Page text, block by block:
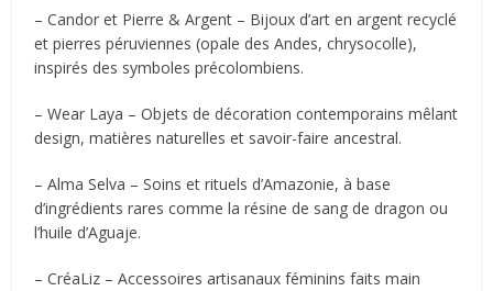
– Candor et Pierre & Argent – Bijoux d’art en argent recyclé
et pierres péruviennes (opale des Andes, chrysocolle),
inspirés des symboles précolombiens.
– Wear Laya – Objets de décoration contemporains mêlant
design, matières naturelles et savoir-faire ancestral.
– Alma Selva – Soins et rituels d’Amazonie, à base
d’ingrédients rares comme la résine de sang de dragon ou
l’huile d’Aguaje.
– CréaLiz – Accessoires artisanaux féminins faits main